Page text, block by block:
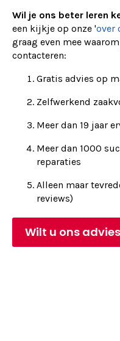
Wil je ons beter leren
een kijkje op onze 'over
graag even mee
contacteren:
Gratis advies op
Zelfwerkend
Meer dan 19 jaar
Meer dan 1000
reparaties
Alleen maar
reviews)
Wilt u ons